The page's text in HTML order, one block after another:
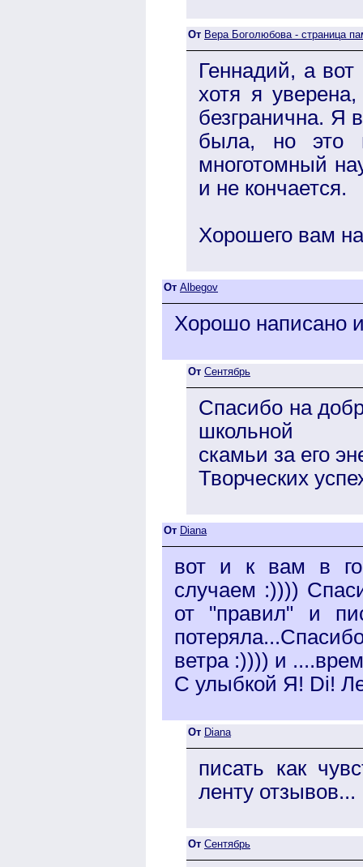
От Вера Боголюбова - страница
Геннадий, а
хотя я
безгранична. Я
была, но это
многотомный
и не кончается.
Хорошего вам
От Albegov
Хорошо написано
От Сентябрь
Спасибо на
школьной
скамьи за его
Творческих
От Diana
вот и к вам в
случаем :))))
от "правил" и
ветра :)))) и
С улыбкой Я! Di!
От Diana
писать как
ленту отзывов...
От Сентябрь